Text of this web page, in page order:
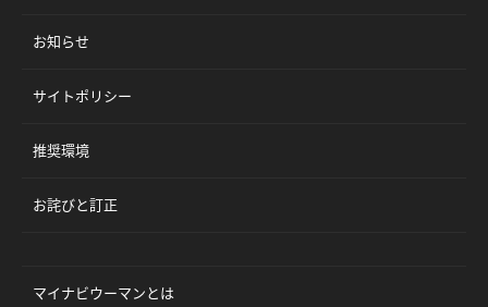
お知らせ
サイトポリシー
推奨環境
お詫びと訂正
マイナビウーマンとは